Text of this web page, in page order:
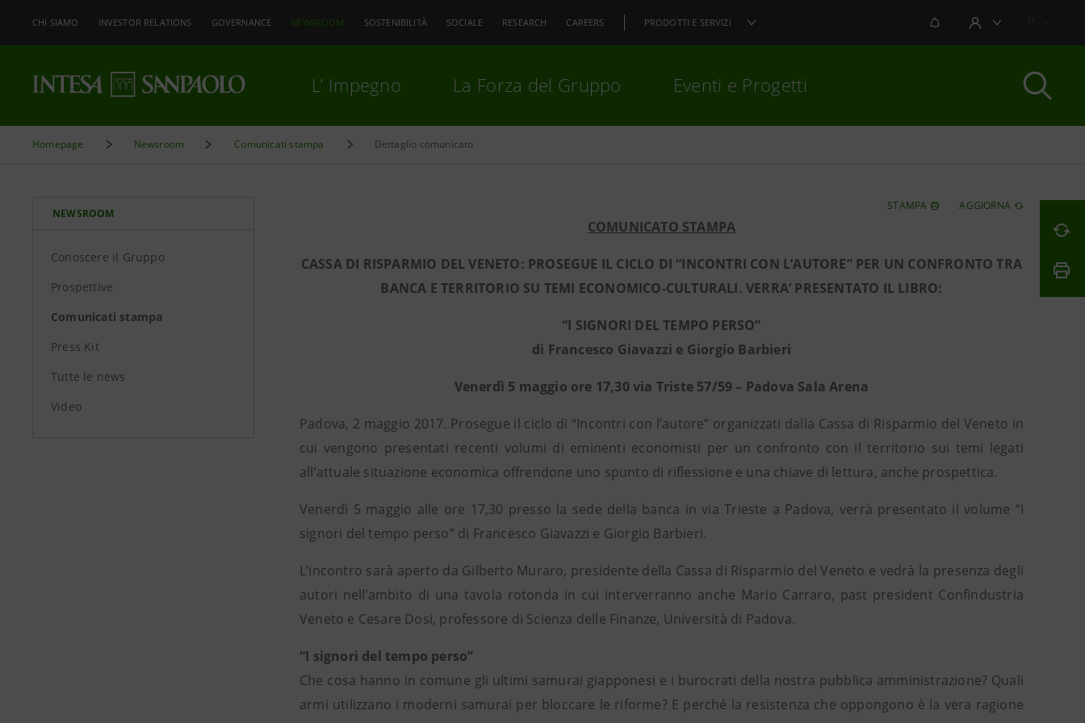
CHI SIAMO INVESTOR RELATIONS GOVERNANCE NEWSROOM SOSTENIBILITÀ SOCIALE RESEARCH CAREERS PRODOTTI E SERVIZI NOTIFICHEAREA UTENTE
L’ Impegno La Forza del Gruppo Eventi e Progetti
Homepage Newsroom Comunicati stampa Dettaglio comunicato
NEWSROOM
Conoscere il Gruppo
Prospettive
Comunicati stampa
Press Kit
Tutte le news
Video
STAMPA AGGIORNA
COMUNICATO STAMPA
CASSA DI RISPARMIO DEL VENETO: PROSEGUE IL CICLO DI “INCONTRI CON L’AUTORE” PER UN CONFRONTO TRA
BANCA E TERRITORIO SU TEMI ECONOMICO-CULTURALI. VERRA’ PRESENTATO IL LIBRO:
“I SIGNORI DEL TEMPO PERSO”
di Francesco Giavazzi e Giorgio Barbieri
Venerdì 5 maggio ore 17,30 via Triste 57/59 – Padova Sala Arena
Padova, 2 maggio 2017. Prosegue il ciclo di “Incontri con l’autore” organizzati dalla Cassa di Risparmio del Veneto in
cui vengono presentati recenti volumi di eminenti economisti per un confronto con il territorio sui temi legati
all’attuale situazione economica offrendone uno spunto di riflessione e una chiave di lettura, anche prospettica.
Venerdì 5 maggio alle ore 17,30 presso la sede della banca in via Trieste a Padova, verrà presentato il volume “I
signori del tempo perso” di Francesco Giavazzi e Giorgio Barbieri.
L’incontro sarà aperto da Gilberto Muraro, presidente della Cassa di Risparmio del Veneto e vedrà la presenza degli
autori nell’ambito di una tavola rotonda in cui interverranno anche Mario Carraro, past president Confindustria
Veneto e Cesare Dosi, professore di Scienza delle Finanze, Università di Padova.
“I signori del tempo perso”
Che cosa hanno in comune gli ultimi samurai giapponesi e i burocrati della nostra pubblica amministrazione? Quali
armi utilizzano i moderni samurai per bloccare le riforme? E perché la resistenza che oppongono è la vera ragione